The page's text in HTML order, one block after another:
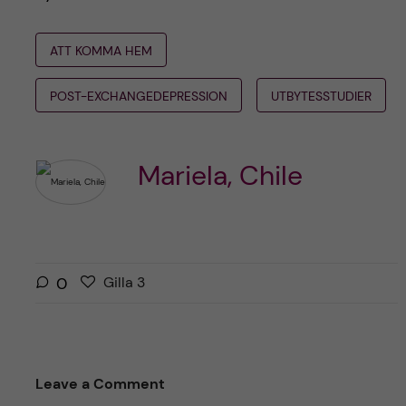
ATT KOMMA HEM
POST-EXCHANGEDEPRESSION UTBYTESSTUDIER
Mariela, Chile
0
G
a
Gilla 3g
r
Leave a Comment